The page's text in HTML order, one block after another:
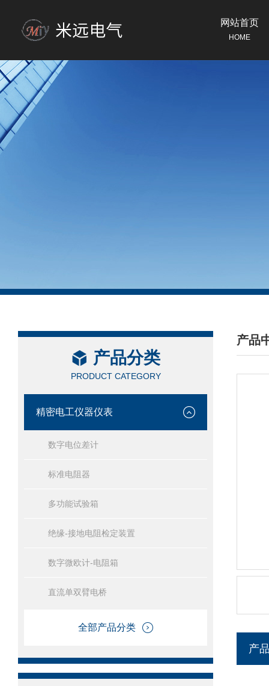
网站首页
HOME
产品分类
PRODUCT CATEGORY
精密电工仪器仪表
数字电位差计
标准电阻器
多功能试验箱
绝缘-接地电阻检定装置
数字微欧计-电阻箱
直流单双臂电桥
全部产品分类
产品
/
产